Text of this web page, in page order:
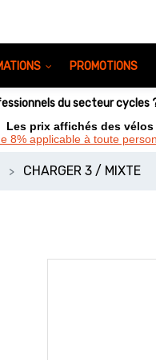
PROMOTIONS
du secteur cycles
Les prix affichés des
8% applicable à toute
CHARGER 3 / MIXTE